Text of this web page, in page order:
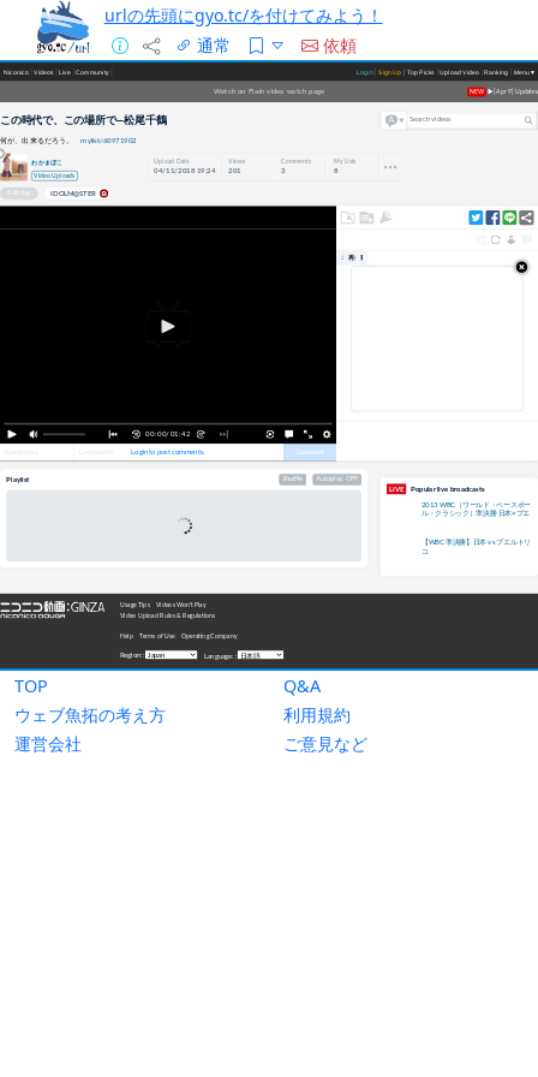
urlの先頭にgyo.tc/を付けてみよう！
通常
依頼
TOP
Q&A
ウェブ魚拓の考え方
利用規約
運営会社
ご意見など